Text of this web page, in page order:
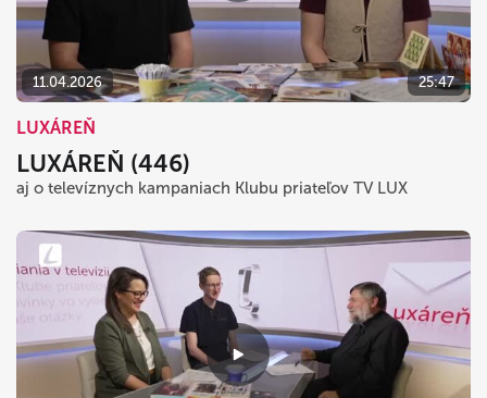
11.04.2026 25:47
LUXÁREŇ
LUXÁREŇ (446)
aj o televíznych kampaniach Klubu priateľov TV LUX